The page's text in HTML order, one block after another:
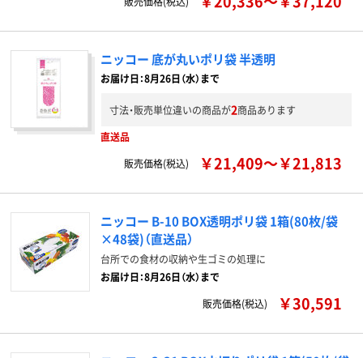
ニッコー 底が丸いポリ袋 半透明
お届け日：8月26日（水）まで
寸法・販売単位違いの商品が2商品あります
直送品
販売価格(税込)
￥21,409～￥21,813
ニッコー B-10 BOX透明ポリ袋 1箱(80枚/袋
×48袋)（直送品）
台所での食材の収納や生ゴミの処理に
お届け日：8月26日（水）まで
販売価格(税込)
￥30,591